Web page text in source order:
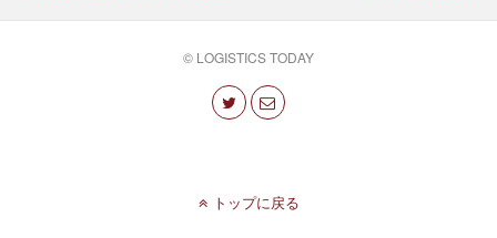
© LOGISTICS TODAY
トップに戻る